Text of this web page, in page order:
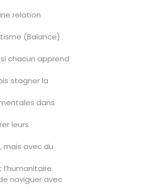
relation
(Balance)
chacun apprend
stagner la
dans
leurs
mais avec du
naviguer avec